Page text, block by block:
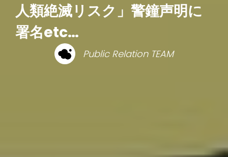
人類絶滅リスク」警鐘声明に
署名etc…
Public Relation TEAM